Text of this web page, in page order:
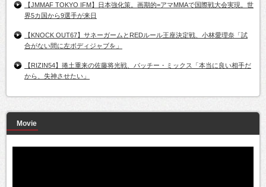
【JMMAF TOKYO IFM】日本強化策。画期的=アマMMAで国際戦大会実現。世
界5カ国から9選手が来日
【KNOCK OUT67】サネーガームとREDルール王座決定戦、小林愛理奈「試
合がない間に左ボディジャブを」
【RIZIN54】捲土重来の佐藤将光戦、パッチー・ミックス「本当に良い相手だ
から、失神させたい」
Movie